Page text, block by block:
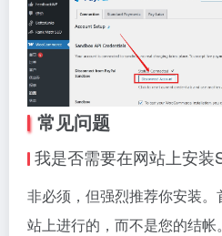
常见问题
我是否需要在网站上安装
非必须，但强烈推荐你安装
站上进行的，而不是您的结